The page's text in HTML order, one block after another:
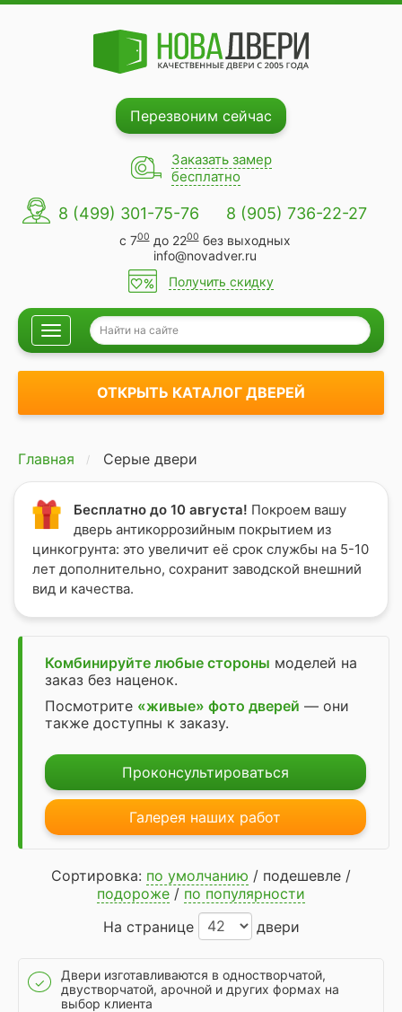
Перезвоним сейчас
Заказать замер
бесплатно
8 (499) 301-75-76 8 (905) 736-22-27
с 700до 2200без выходных
info@novadver.ru
Получить скидку
ОТКРЫТЬ КАТАЛОГ ДВЕРЕЙ
Главная Серые двери
Бесплатно до 10 августа! Покроем вашу
дверь антикоррозийным покрытием из
цинкогрунта: это увеличит её срок службы на 5-10
лет дополнительно, сохранит заводской внешний
вид и качества.
Комбинируйте любые стороны моделей на
заказ без наценок.
Посмотрите «живые» фото дверей — они
также доступны к заказу.
Проконсультироваться
Галерея наших работ
Сортировка: по умолчанию / подешевле /
подороже / по популярности
На странице
двери
✓
Двери изготавливаются в одностворчатой,
двустворчатой, арочной и других формах на
выбор клиента